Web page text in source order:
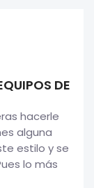
DE
hacerle
alguna
estilo y se
lo más